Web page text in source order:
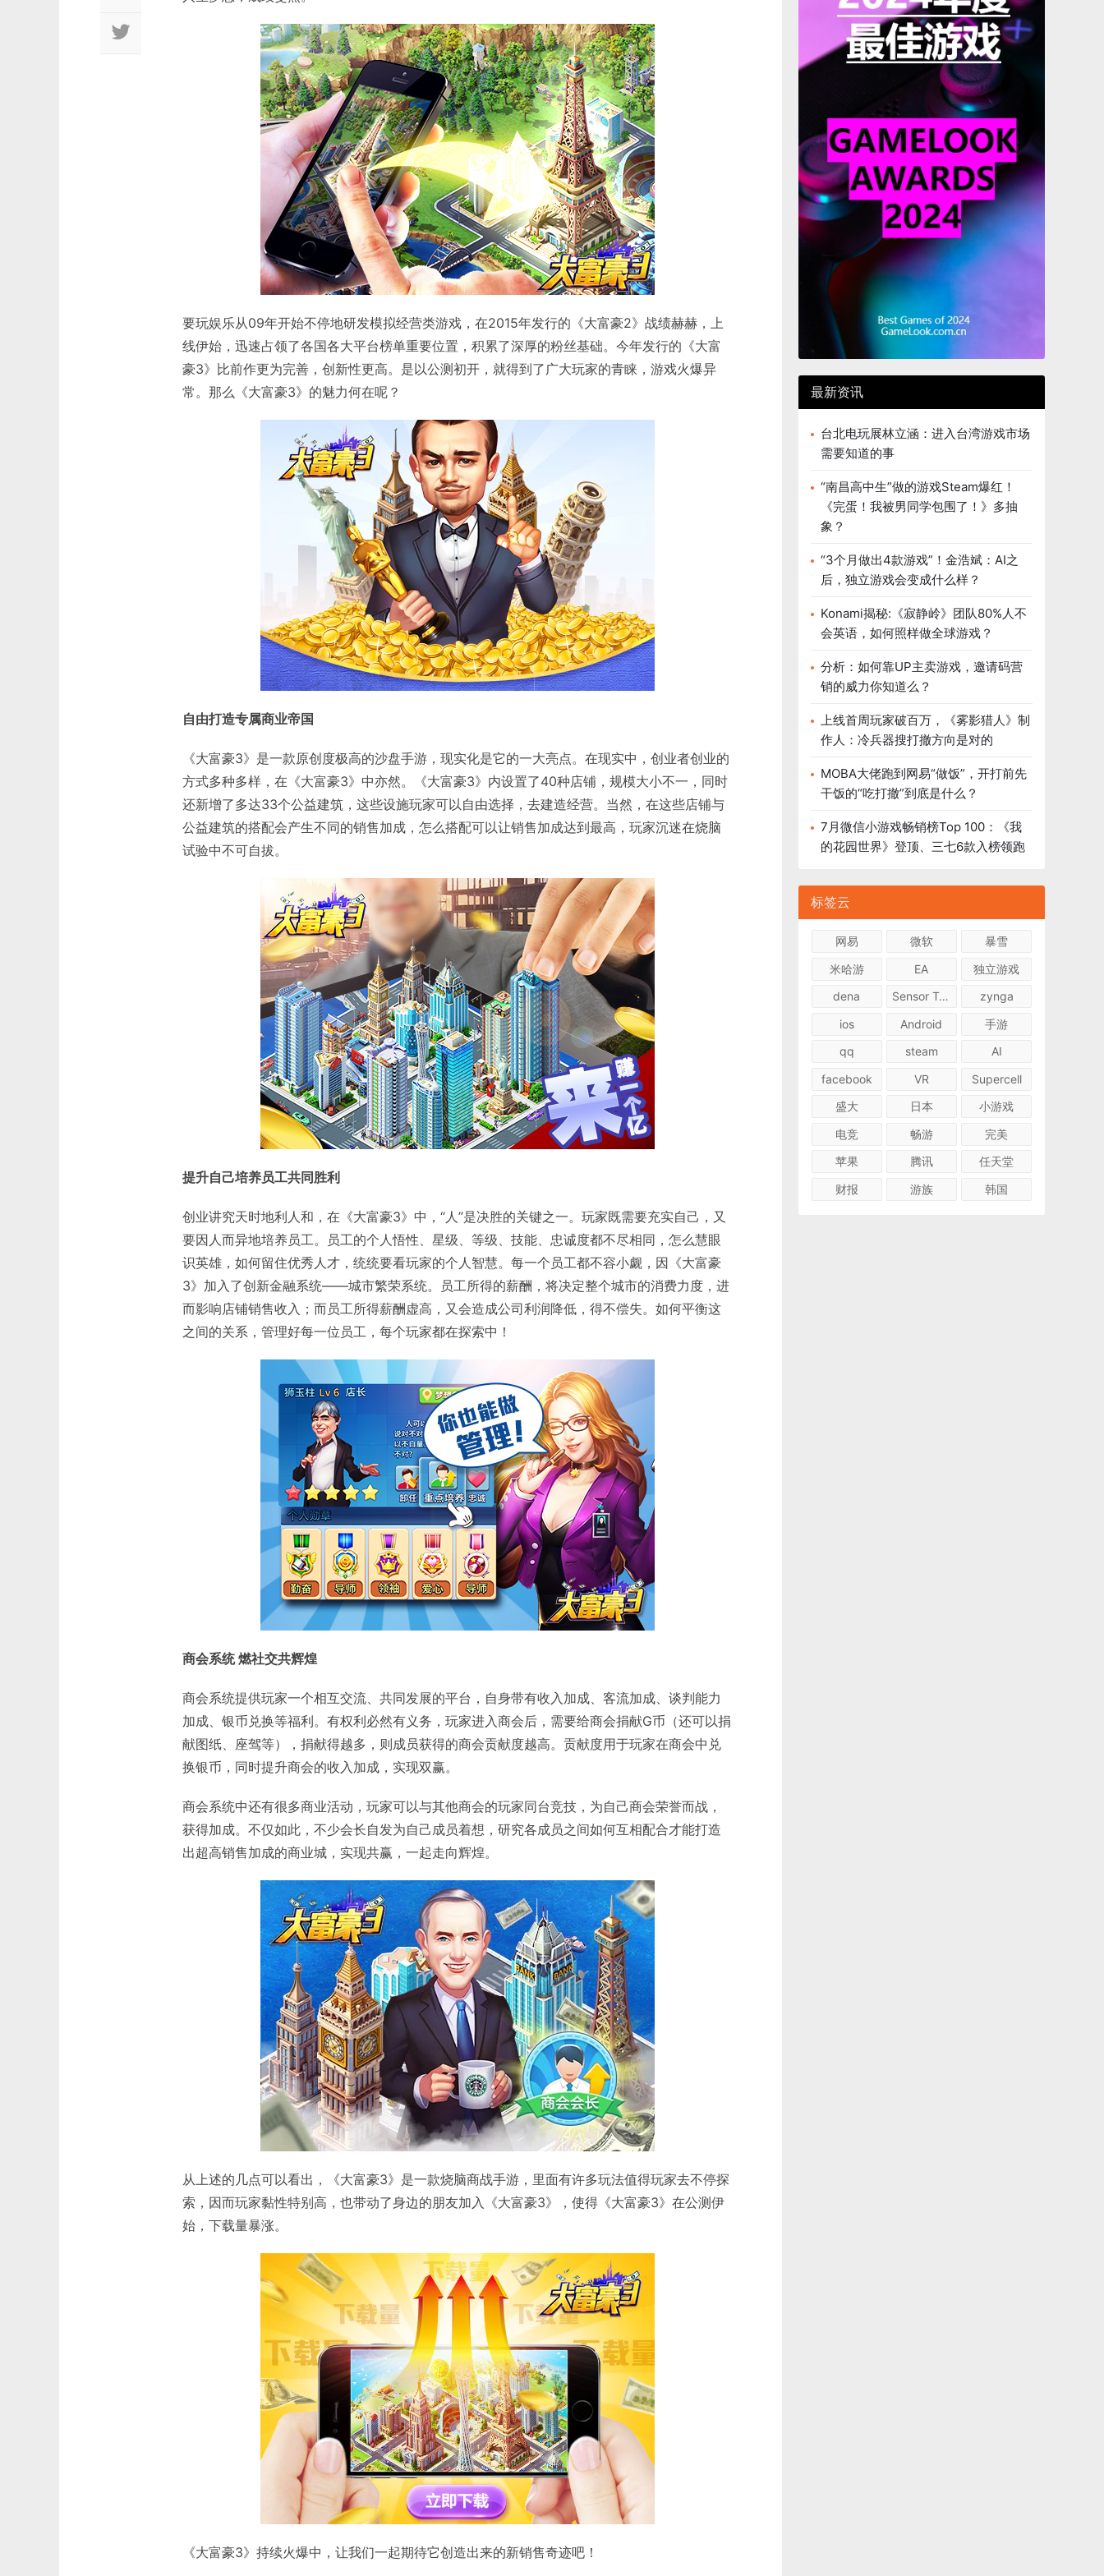
要玩娱乐从09年开始不停地研发模拟经营类游戏，在2015年发行的《大富豪2》战绩赫赫，上
线伊始，迅速占领了各国各大平台榜单重要位置，积累了深厚的粉丝基础。今年发行的《大富
豪3》比前作更为完善，创新性更高。是以公测初开，就得到了广大玩家的青睐，游戏火爆异
常。那么《大富豪3》的魅力何在呢？
自由打造专属商业帝国
《大富豪3》是一款原创度极高的沙盘手游，现实化是它的一大亮点。在现实中，创业者创业的
方式多种多样，在《大富豪3》中亦然。《大富豪3》内设置了40种店铺，规模大小不一，同时
还新增了多达33个公益建筑，这些设施玩家可以自由选择，去建造经营。当然，在这些店铺与
公益建筑的搭配会产生不同的销售加成，怎么搭配可以让销售加成达到最高，玩家沉迷在烧脑
试验中不可自拔。
提升自己培养员工共同胜利
创业讲究天时地利人和，在《大富豪3》中，“人”是决胜的关键之一。玩家既需要充实自己，又
要因人而异地培养员工。员工的个人悟性、星级、等级、技能、忠诚度都不尽相同，怎么慧眼
识英雄，如何留住优秀人才，统统要看玩家的个人智慧。每一个员工都不容小觑，因《大富豪
3》加入了创新金融系统——城市繁荣系统。员工所得的薪酬，将决定整个城市的消费力度，进
而影响店铺销售收入；而员工所得薪酬虚高，又会造成公司利润降低，得不偿失。如何平衡这
之间的关系，管理好每一位员工，每个玩家都在探索中！
商会系统 燃社交共辉煌
商会系统提供玩家一个相互交流、共同发展的平台，自身带有收入加成、客流加成、谈判能力
加成、银币兑换等福利。有权利必然有义务，玩家进入商会后，需要给商会捐献G币（还可以捐
献图纸、座驾等），捐献得越多，则成员获得的商会贡献度越高。贡献度用于玩家在商会中兑
换银币，同时提升商会的收入加成，实现双赢。
商会系统中还有很多商业活动，玩家可以与其他商会的玩家同台竞技，为自己商会荣誉而战，
获得加成。不仅如此，不少会长自发为自己成员着想，研究各成员之间如何互相配合才能打造
出超高销售加成的商业城，实现共赢，一起走向辉煌。
从上述的几点可以看出，《大富豪3》是一款烧脑商战手游，里面有许多玩法值得玩家去不停探
索，因而玩家黏性特别高，也带动了身边的朋友加入《大富豪3》，使得《大富豪3》在公测伊
始，下载量暴涨。
《大富豪3》持续火爆中，让我们一起期待它创造出来的新销售奇迹吧！
最新资讯
台北电玩展林立涵：进入台湾游戏市场
需要知道的事
“南昌高中生”做的游戏Steam爆红！
《完蛋！我被男同学包围了！》多抽
象？
“3个月做出4款游戏”！金浩斌：AI之
后，独立游戏会变成什么样？
Konami揭秘:《寂静岭》团队80%人不
会英语，如何照样做全球游戏？
分析：如何靠UP主卖游戏，邀请码营
销的威力你知道么？
上线首周玩家破百万，《雾影猎人》制
作人：冷兵器搜打撤方向是对的
MOBA大佬跑到网易“做饭”，开打前先
干饭的“吃打撤”到底是什么？
7月微信小游戏畅销榜Top 100：《我
的花园世界》登顶、三七6款入榜领跑
标签云
网易 微软
暴雪
米哈游
EA
独立游戏
dena
Sensor Tower
zynga
ios
Android
手游
qq
steam
AI
facebook
VR
Supercell
盛大
日本
小游戏
电竞
畅游
完美
苹果
腾讯
任天堂
财报
游族 韩国